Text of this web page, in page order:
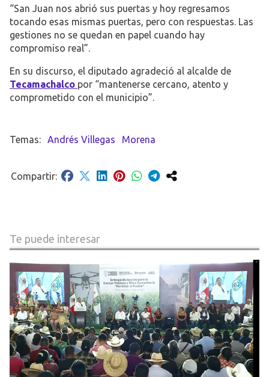
“San Juan nos abrió sus puertas y hoy regresamos
tocando esas mismas puertas, pero con respuestas. Las
gestiones no se quedan en papel cuando hay
compromiso real”.
En su discurso, el diputado agradeció al alcalde de
Tecamachalco por “mantenerse cercano, atento y
comprometido con el municipio”.
Andrés Villegas Morena
Te puede interesar